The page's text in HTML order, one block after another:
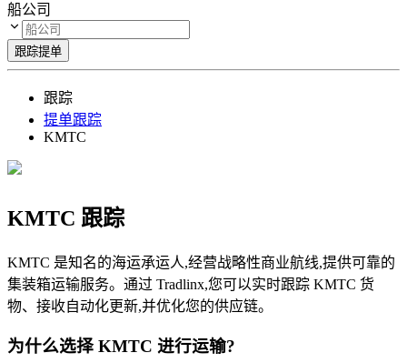
船公司
跟踪提单
跟踪
提单跟踪
KMTC
KMTC 跟踪
KMTC 是知名的海运承运人,经营战略性商业航线,提供可靠的
集装箱运输服务。通过 Tradlinx,您可以实时跟踪 KMTC 货
物、接收自动化更新,并优化您的供应链。
为什么选择 KMTC 进行运输?